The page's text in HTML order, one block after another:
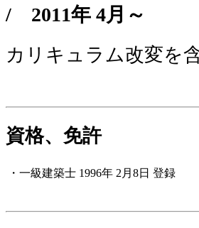
/ 2011年 4月～
カリキュラム改変を含
資格、免許
・一級建築士 1996年 2月8日 登録